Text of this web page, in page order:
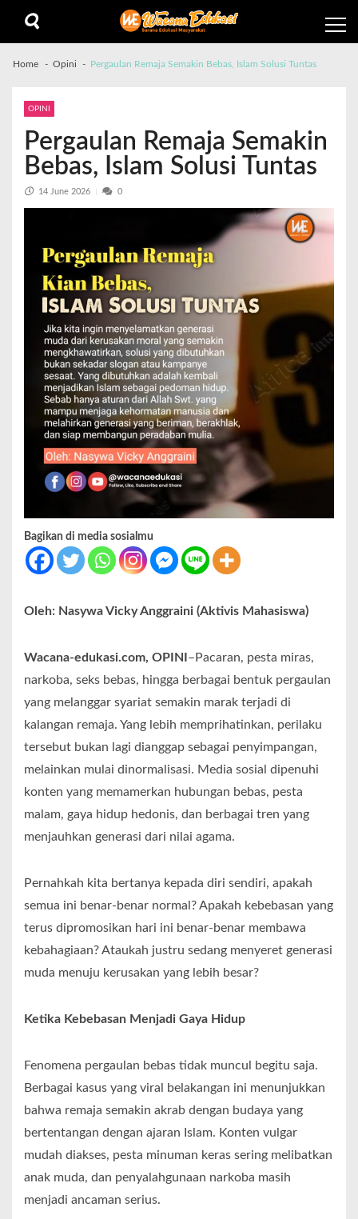
Home Opini Pergaulan Remaja Semakin Bebas, Islam Solusi Tuntas
OPINI
Pergaulan Remaja Semakin
Bebas, Islam Solusi Tuntas
14 June 2026 0
Bagikan di media sosialmu
Oleh: Nasywa Vicky Anggraini (Aktivis Mahasiswa)
Wacana-edukasi.com, OPINI –Pacaran, pesta miras,
narkoba, seks bebas, hingga berbagai bentuk pergaulan
yang melanggar syariat semakin marak terjadi di
kalangan remaja. Yang lebih memprihatinkan, perilaku
tersebut bukan lagi dianggap sebagai penyimpangan,
melainkan mulai dinormalisasi. Media sosial dipenuhi
konten yang memamerkan hubungan bebas, pesta
malam, gaya hidup hedonis, dan berbagai tren yang
menjauhkan generasi dari nilai agama.
Pernahkah kita bertanya kepada diri sendiri, apakah
semua ini benar-benar normal? Apakah kebebasan yang
terus dipromosikan hari ini benar-benar membawa
kebahagiaan? Ataukah justru sedang menyeret generasi
muda menuju kerusakan yang lebih besar?
Ketika Kebebasan Menjadi Gaya Hidup
Fenomena pergaulan bebas tidak muncul begitu saja.
Berbagai kasus yang viral belakangan ini menunjukkan
bahwa remaja semakin akrab dengan budaya yang
bertentangan dengan ajaran Islam. Konten vulgar
mudah diakses, pesta minuman keras sering melibatkan
anak muda, dan penyalahgunaan narkoba masih
menjadi ancaman serius.